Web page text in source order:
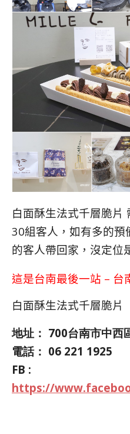
白面酥生法式千層脆片
30組客人，如有多的預
的客人帶回家，沒定位
這是台南最後一站 – 台
白面酥生法式千層脆片
地址： 700台南市中西
電話： 06 221 1925
FB :
https://